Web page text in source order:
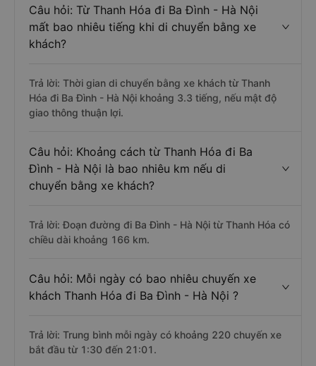
Câu hỏi: Từ Thanh Hóa đi Ba Đình - Hà Nội
mất bao nhiêu tiếng khi di chuyển bằng xe
khách?
Trả lời: Thời gian di chuyển bằng xe khách từ Thanh
Hóa đi Ba Đình - Hà Nội khoảng 3.3 tiếng, nếu mật độ
giao thông thuận lợi.
Câu hỏi: Khoảng cách từ Thanh Hóa đi Ba
Đình - Hà Nội là bao nhiêu km nếu di
chuyển bằng xe khách?
Trả lời: Đoạn đường đi Ba Đình - Hà Nội từ Thanh Hóa có
chiều dài khoảng 166 km.
Câu hỏi: Mỗi ngày có bao nhiêu chuyến xe
khách Thanh Hóa đi Ba Đình - Hà Nội ?
Trả lời: Trung bình mỗi ngày có khoảng 220 chuyến xe
bắt đầu từ 1:30 đến 21:01.